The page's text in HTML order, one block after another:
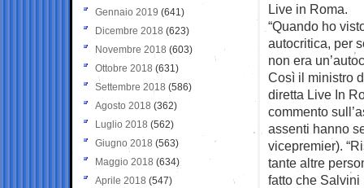
Live in Roma.
“Quando ho
autocritica, per
non era
Così il ministro
diretta Live In
commento
assenti hanno
vicepremier).
tante altre
fatto che
Gennaio 2019 (641)
Dicembre 2018 (623)
Novembre 2018 (603)
Ottobre 2018 (631)
Settembre 2018 (586)
Agosto 2018 (362)
Luglio 2018 (562)
Giugno 2018 (563)
Maggio 2018 (634)
Aprile 2018 (547)